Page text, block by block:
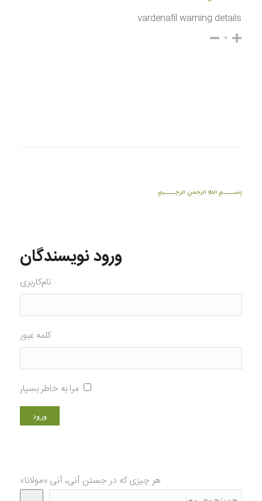
vardenafil warning details
۰
﷽
ورود نویسندگان
نام‌کاربری
کلمه عبور
مرا به خاطر بسپار
هر چیزی که در جستن آنی، آنی «مولانا»